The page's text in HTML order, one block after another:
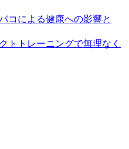
コによる健康への影響と
トトレーニングで無理なく